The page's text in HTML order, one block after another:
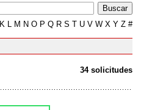
K L M N O P Q R S T U V W X Y Z #
34 solicitudes